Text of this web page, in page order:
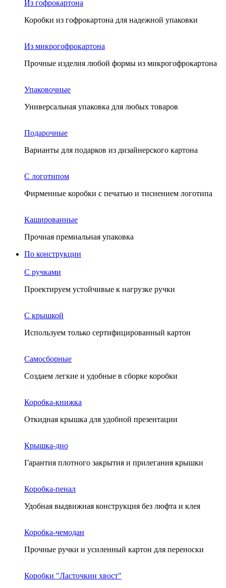
Из гофрокартона
Коробки из гофрокартона для надежной упаковки
Из микрогофрокартона
Прочные изделия любой формы из микрогофрокартона
Упаковочные
Универсальная упаковка для любых товаров
Подарочные
Варианты для подарков из дизайнерского картона
С логотипом
Фирменные коробки с печатью и тиснением логотипа
Кашированные
Прочная премиальная упаковка
По конструкции
С ручками
Проектируем устойчивые к нагрузке ручки
С крышкой
Используем только сертифицированный картон
Самосборные
Создаем легкие и удобные в сборке коробки
Коробка-книжка
Откидная крышка для удобной презентации
Крышка-дно
Гарантия плотного закрытия и прилегания крышки
Коробка-пенал
Удобная выдвижная конструкция без люфта и клея
Коробка-чемодан
Прочные ручки и усиленный картон для переноски
Коробки "Ласточкин хвост"